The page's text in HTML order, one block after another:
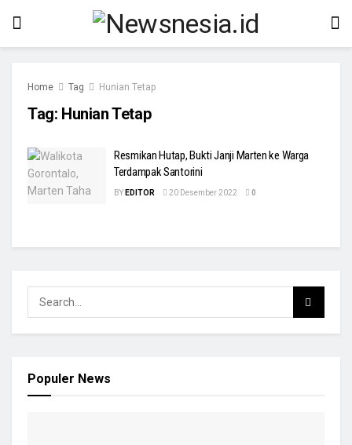
Home Tag Hunian Tetap
Tag: Hunian Tetap
Resmikan Hutap, Bukti Janji Marten ke Warga
Terdampak Santorini
BY EDITOR 20 Desember 2022 0
Populer News